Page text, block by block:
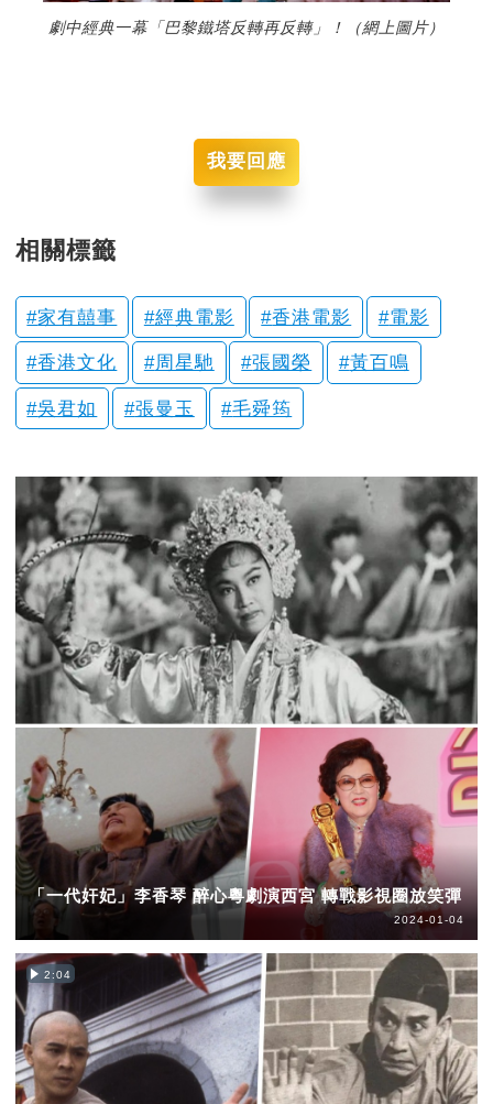
劇中經典一幕「巴黎鐵塔反轉再反轉」！（網上圖片）
我要回應
相關標籤
家有囍事 經典電影 香港電影 電影
香港文化 周星馳 張國榮 黃百鳴
吳君如 張曼玉 毛舜筠
「一代奸妃」李香琴 醉心粵劇演西宮 轉戰影視圈放笑彈
2024-01-04
2:04